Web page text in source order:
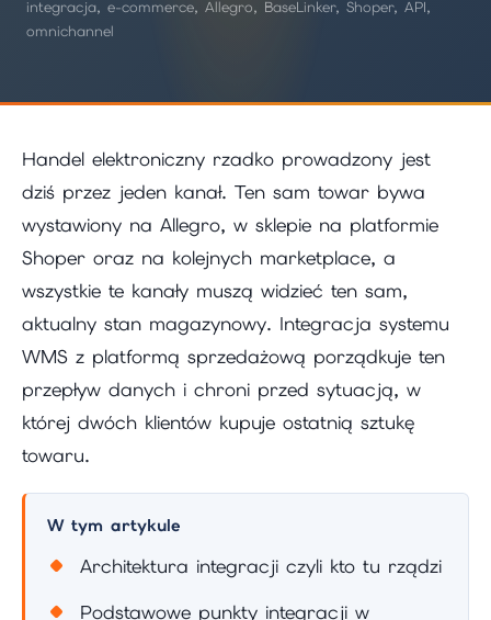
integracja, e-commerce, Allegro, BaseLinker, Shoper, API,
omnichannel
Handel elektroniczny rzadko prowadzony jest
dziś przez jeden kanał. Ten sam towar bywa
wystawiony na Allegro, w sklepie na platformie
Shoper oraz na kolejnych marketplace, a
wszystkie te kanały muszą widzieć ten sam,
aktualny stan magazynowy. Integracja systemu
WMS z platformą sprzedażową porządkuje ten
przepływ danych i chroni przed sytuacją, w
której dwóch klientów kupuje ostatnią sztukę
towaru.
W tym artykule
Architektura integracji czyli kto tu rządzi
Podstawowe punkty integracji w